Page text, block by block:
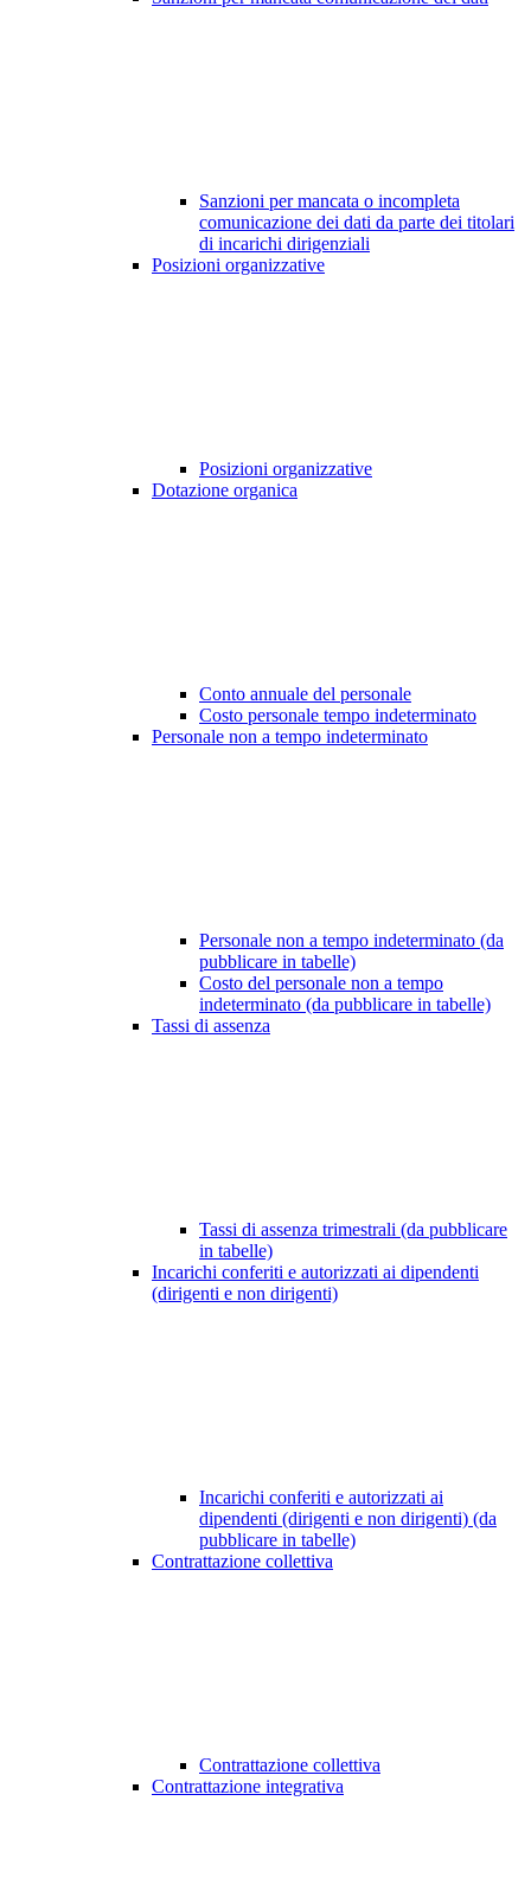
Sanzioni per mancata o incompleta
comunicazione dei dati da parte dei titolari
di incarichi dirigenziali
Posizioni organizzative
Posizioni organizzative
Dotazione organica
Conto annuale del personale
Costo personale tempo indeterminato
Personale non a tempo indeterminato
Personale non a tempo indeterminato (da
pubblicare in tabelle)
Costo del personale non a tempo
indeterminato (da pubblicare in tabelle)
Tassi di assenza
Tassi di assenza trimestrali (da pubblicare
in tabelle)
Incarichi conferiti e autorizzati ai dipendenti
(dirigenti e non dirigenti)
Incarichi conferiti e autorizzati ai
dipendenti (dirigenti e non dirigenti) (da
pubblicare in tabelle)
Contrattazione collettiva
Contrattazione collettiva
Contrattazione integrativa